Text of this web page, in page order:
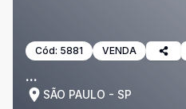
Cód: 5881 VENDA
...
SÃO PAULO - SP